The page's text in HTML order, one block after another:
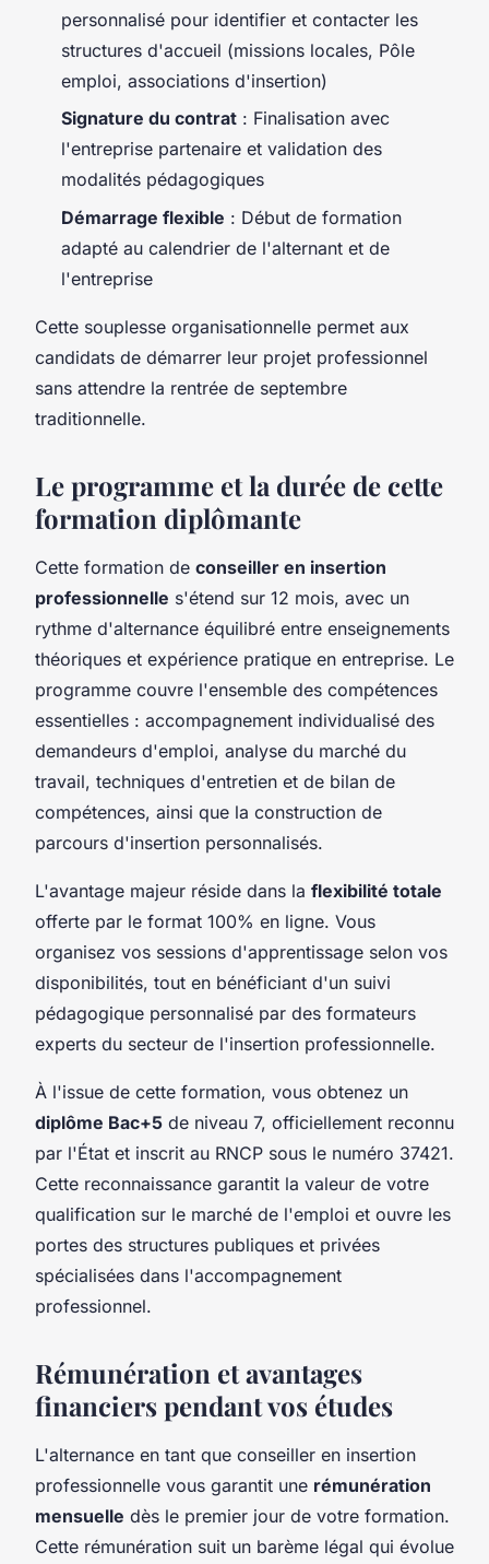
personnalisé pour identifier et contacter les
structures d'accueil (missions locales, Pôle
emploi, associations d'insertion)
Signature du contrat : Finalisation avec
l'entreprise partenaire et validation des
modalités pédagogiques
Démarrage flexible : Début de formation
adapté au calendrier de l'alternant et de
l'entreprise
Cette souplesse organisationnelle permet aux
candidats de démarrer leur projet professionnel
sans attendre la rentrée de septembre
traditionnelle.
Le programme et la durée de cette
formation diplômante
Cette formation de conseiller en insertion
professionnelle s'étend sur 12 mois, avec un
rythme d'alternance équilibré entre enseignements
théoriques et expérience pratique en entreprise. Le
programme couvre l'ensemble des compétences
essentielles : accompagnement individualisé des
demandeurs d'emploi, analyse du marché du
travail, techniques d'entretien et de bilan de
compétences, ainsi que la construction de
parcours d'insertion personnalisés.
L'avantage majeur réside dans la flexibilité totale
offerte par le format 100% en ligne. Vous
organisez vos sessions d'apprentissage selon vos
disponibilités, tout en bénéficiant d'un suivi
pédagogique personnalisé par des formateurs
experts du secteur de l'insertion professionnelle.
À l'issue de cette formation, vous obtenez un
diplôme Bac+5 de niveau 7, officiellement reconnu
par l'État et inscrit au RNCP sous le numéro 37421.
Cette reconnaissance garantit la valeur de votre
qualification sur le marché de l'emploi et ouvre les
portes des structures publiques et privées
spécialisées dans l'accompagnement
professionnel.
Rémunération et avantages
financiers pendant vos études
L'alternance en tant que conseiller en insertion
professionnelle vous garantit une rémunération
mensuelle dès le premier jour de votre formation.
Cette rémunération suit un barème légal qui évolue